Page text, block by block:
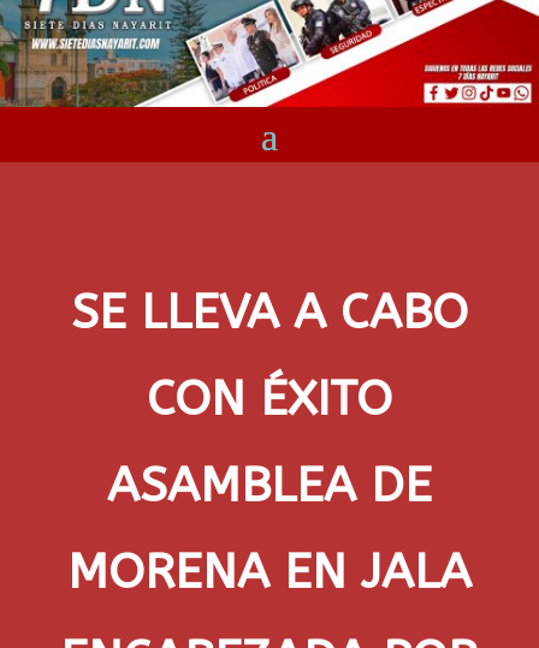
SE LLEVA A CABO
CON ÉXITO
ASAMBLEA DE
MORENA EN JALA